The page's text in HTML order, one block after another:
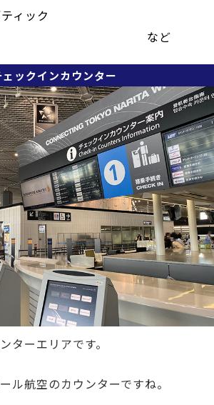
ィック
ンジ など
ェックインカウンター
ターエリアです。
ル航空のカウンターですね。